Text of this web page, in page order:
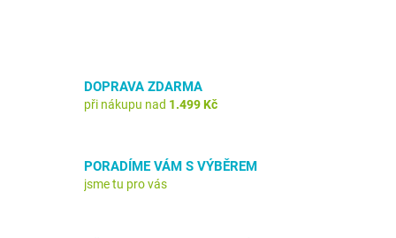
DOPRAVA ZDARMA
při nákupu nad 1.499 Kč
PORADÍME VÁM S VÝBĚREM
jsme tu pro vás